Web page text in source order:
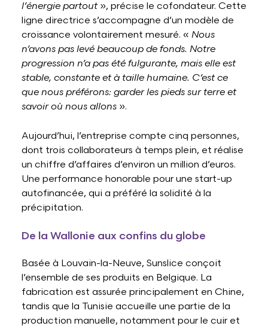
l’énergie partout», précise le cofondateur. Cette
ligne directrice s’accompagne d’un modèle de
croissance volontairement mesuré. « Nous
n’avons pas levé beaucoup de fonds. Notre
progression n’a pas été fulgurante, mais elle est
stable, constante et à taille humaine. C’est ce
que nous préférons: garder les pieds sur terre et
savoir où nous allons ».
Aujourd’hui, l’entreprise compte cinq personnes,
dont trois collaborateurs à temps plein, et réalise
un chiffre d’affaires d’environ un million d’euros.
Une performance honorable pour une start-up
autofinancée, qui a préféré la solidité à la
précipitation.
De la Wallonie aux confins du globe
Basée à Louvain-la-Neuve, Sunslice conçoit
l’ensemble de ses produits en Belgique. La
fabrication est assurée principalement en Chine,
tandis que la Tunisie accueille une partie de la
production manuelle, notamment pour le cuir et